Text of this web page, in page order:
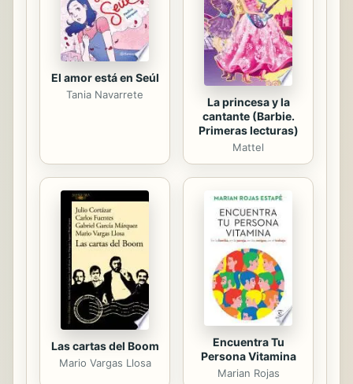
boy, Old Path White Clouds brings
the...
El amor está en Seúl
Tania Navarrete
La princesa y la
cantante (Barbie.
Primeras lecturas)
Mattel
Las cartas del Boom
Mario Vargas Llosa
Encuentra Tu
Persona Vitamina
Marian Rojas